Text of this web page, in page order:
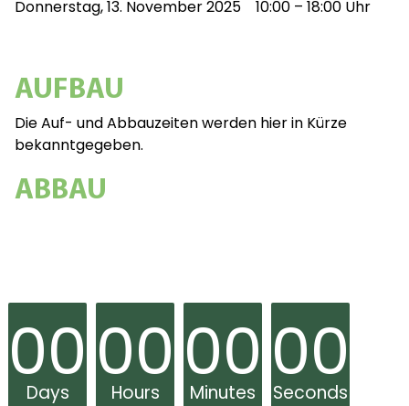
Donnerstag, 13. November 2025 10:00 – 18:00 Uhr
AUFBAU
Die Auf- und Abbauzeiten werden hier in Kürze
bekanntgegeben.
ABBAU
00
Days 00
Hours 00
Minutes 00
Seconds